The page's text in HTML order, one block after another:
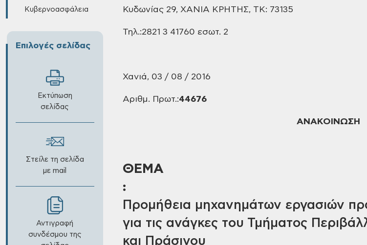
Κυβερνοασφάλεια
Επιλογές σελίδας
Εκτύπωση
σελίδας
Στείλε τη σελίδα
με mail
Αντιγραφή
συνδέσμου της
Κυδωνίας 29, ΧΑΝΙΑ ΚΡΗΤΗΣ, ΤΚ: 73135
Τηλ.:2821 3 41760 εσωτ. 2
Χανιά, 03 / 08 / 2016
Αριθμ. Πρωτ.:44676
ΑΝΑΚΟΙΝΩΣΗ
ΘΕΜΑ
:
Προμήθεια μηχανημάτων εργασιών
για τις ανάγκες του Τμήματος
και Πράσινου